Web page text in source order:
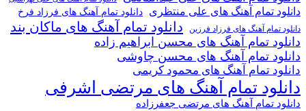
دانلود تمام آهنگ های علی منتظری دانلود تمام آهنگ های فرزاد فرخ
دانلود تمام آهنگ های فرزاد فرزین دانلود تمام آهنگ های ماکان بند
دانلود تمام آهنگ های محسن ابراهیم زاده
دانلود تمام آهنگ های محسن چاوشی
دانلود تمام آهنگ های محمود کریمی
دانلود تمام آهنگ های مرتضی اشرفی
دانلود تمام آهنگ های مرتضی جعفرزاده